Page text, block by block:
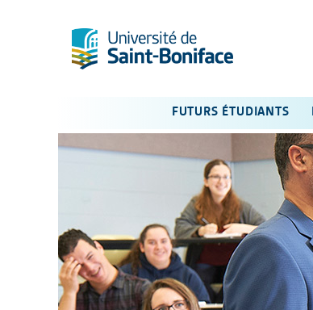
FUTURS ÉTUDIANTS